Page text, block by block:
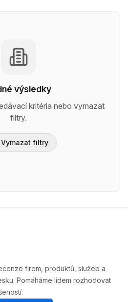
výsledky
kritéria nebo vymazat
filtry.
Vymazat filtry
firem, produktů, služeb a
Pomáháme lidem rozhodovat